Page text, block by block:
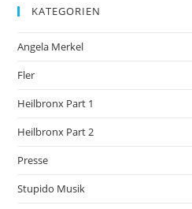
KATEGORIEN
Angela Merkel
Fler
Heilbronx Part 1
Heilbronx Part 2
Presse
Stupido Musik